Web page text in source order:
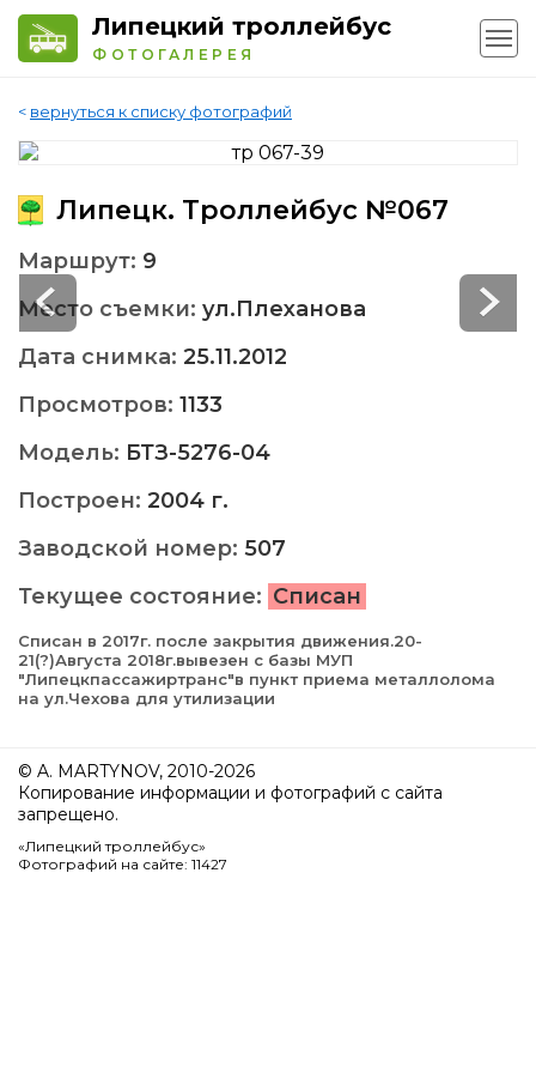
Липецкий троллейбус
ФОТОГАЛЕРЕЯ
< вернуться к списку фотографий
Липецк. Троллейбус №067
Маршрут: 9
Место съемки: ул.Плеханова
Дата снимка: 25.11.2012
Просмотров: 1133
Модель: БТЗ-5276-04
Построен: 2004 г.
Заводской номер: 507
Текущее состояние: Списан
Списан в 2017г. после закрытия движения.20-
21(?)Августа 2018г.вывезен с базы МУП
"Липецкпассажиртранс"в пункт приема металлолома
на ул.Чехова для утилизации
© A. MARTYNOV, 2010-2026
Копирование информации и фотографий с сайта
запрещено.
«Липецкий троллейбус»
Фотографий на сайте: 11427